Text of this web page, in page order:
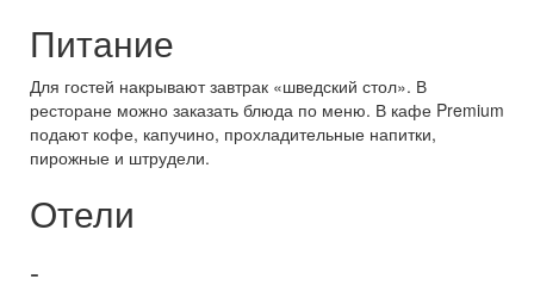
Питание
Для гостей накрывают завтрак «шведский стол». В
ресторане можно заказать блюда по меню. В кафе Premium
подают кофе, капучино, прохладительные напитки,
пирожные и штрудели.
Отели
-